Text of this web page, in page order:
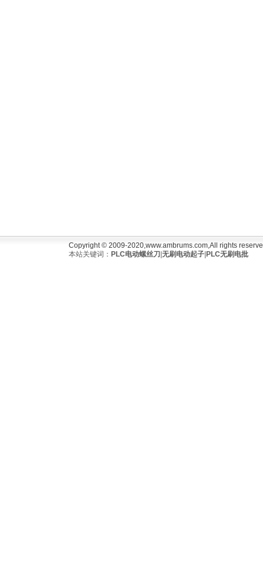
Copyright © 2009-2020,www.ambrums.com,All rights
本站关键词： PLC电动螺丝刀 无刷电动起子 PLC无刷电批